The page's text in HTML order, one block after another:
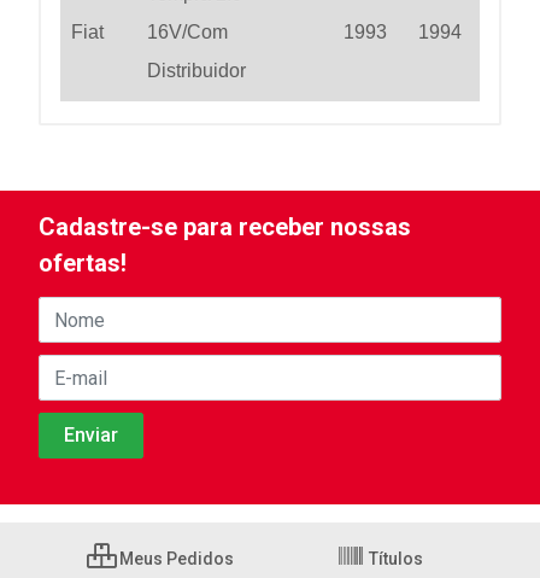
Fiat
16V/Com
Distribuidor
1993 1994
Cadastre-se para receber nossas
ofertas!
Meus Pedidos Títulos